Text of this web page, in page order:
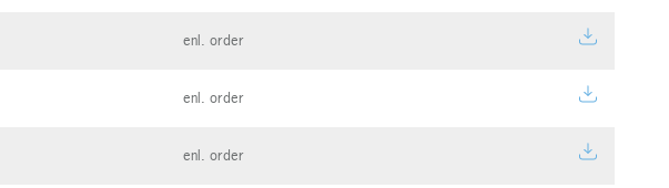
enl. order
enl. order
enl. order